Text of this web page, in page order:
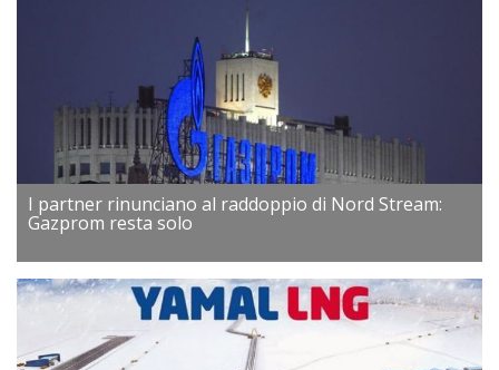
I partner rinunciano al raddoppio di Nord Stream:
Gazprom resta solo